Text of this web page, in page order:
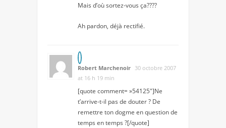
Mais d’où sortez-vous ça????
Ah pardon, déjà rectifié.
Robert Marchenoir 30 octobre 2007
at 16 h 19 min
[quote comment= »54125″]Ne
t’arrive-t-il pas de douter ? De
remettre ton dogme en question de
temps en temps ?[/quote]